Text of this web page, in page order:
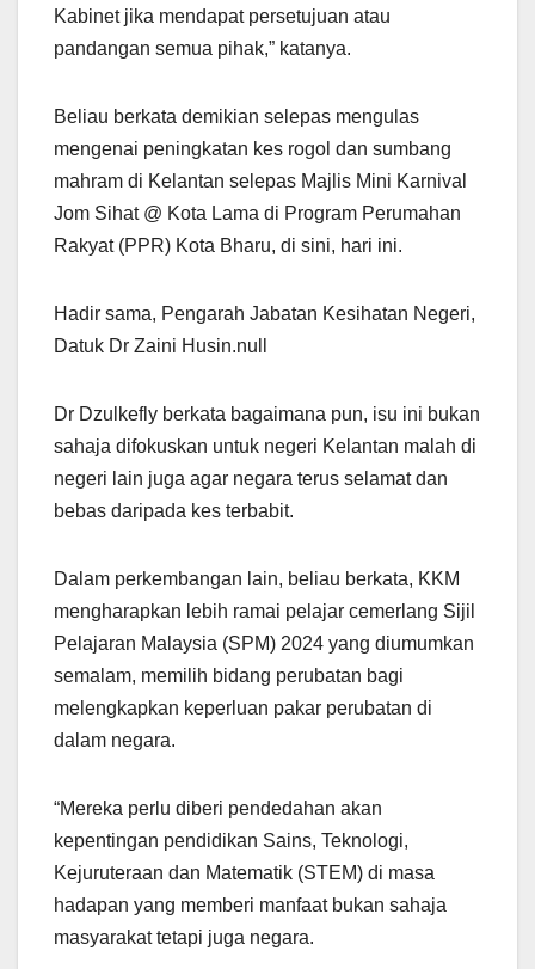
Kabinet jika mendapat persetujuan atau
pandangan semua pihak,” katanya.
Beliau berkata demikian selepas mengulas
mengenai peningkatan kes rogol dan sumbang
mahram di Kelantan selepas Majlis Mini Karnival
Jom Sihat @ Kota Lama di Program Perumahan
Rakyat (PPR) Kota Bharu, di sini, hari ini.
Hadir sama, Pengarah Jabatan Kesihatan Negeri,
Datuk Dr Zaini Husin.null
Dr Dzulkefly berkata bagaimana pun, isu ini bukan
sahaja difokuskan untuk negeri Kelantan malah di
negeri lain juga agar negara terus selamat dan
bebas daripada kes terbabit.
Dalam perkembangan lain, beliau berkata, KKM
mengharapkan lebih ramai pelajar cemerlang Sijil
Pelajaran Malaysia (SPM) 2024 yang diumumkan
semalam, memilih bidang perubatan bagi
melengkapkan keperluan pakar perubatan di
dalam negara.
“Mereka perlu diberi pendedahan akan
kepentingan pendidikan Sains, Teknologi,
Kejuruteraan dan Matematik (STEM) di masa
hadapan yang memberi manfaat bukan sahaja
masyarakat tetapi juga negara.